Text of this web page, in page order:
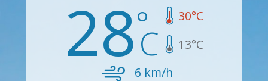
28 30°C
13°C
6 km/h